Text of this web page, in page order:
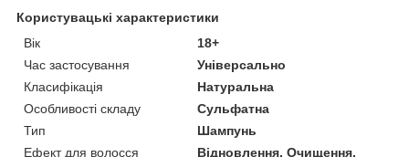
Користувацькі характеристики
Вік
18+
Час застосування
Універсально
Класифікація
Натуральна
Особливості складу
Сульфатна
Тип
Шампунь
Ефект для волосся
Відновлення, Очищення,